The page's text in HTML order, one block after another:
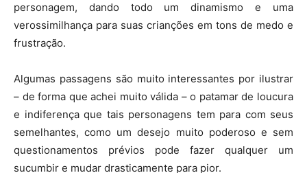
personagem, dando todo um dinamismo e uma
verossimilhança para suas crianções em tons de medo e
frustração.
Algumas passagens são muito interessantes por ilustrar
– de forma que achei muito válida – o patamar de loucura
e indiferença que tais personagens tem para com seus
semelhantes, como um desejo muito poderoso e sem
questionamentos prévios pode fazer qualquer um
sucumbir e mudar drasticamente para pior.